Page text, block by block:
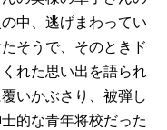
中、逃げまわってい
そうで、そのときド
れた思い出を語られ
いかぶさり、被弾し
的な青年将校だった